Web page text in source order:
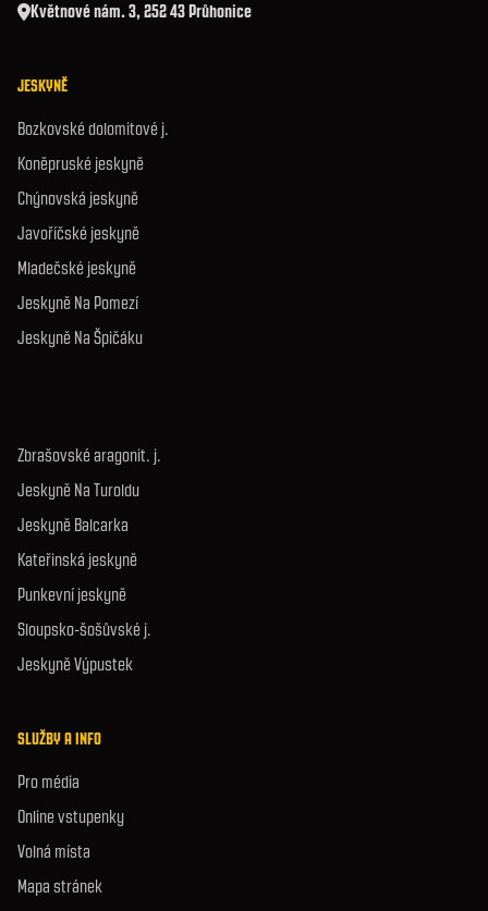
Květnové nám. 3, 252 43 Průhonice
JESKYNĚ
Bozkovské dolomitové j.
Koněpruské jeskyně
Chýnovská jeskyně
Javoříčské jeskyně
Mladečské jeskyně
Jeskyně Na Pomezí
Jeskyně Na Špičáku
Zbrašovské aragonit. j.
Jeskyně Na Turoldu
Jeskyně Balcarka
Kateřinská jeskyně
Punkevní jeskyně
Sloupsko-šošůvské j.
Jeskyně Výpustek
SLUŽBY A INFO
Pro média
Online vstupenky
Volná místa
Mapa stránek